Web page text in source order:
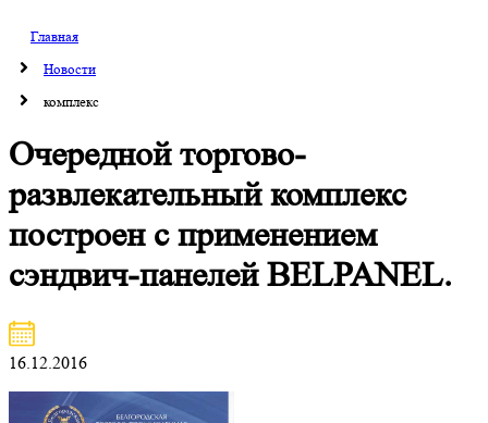
Главная
Новости
комплекс
Очередной торгово-
развлекательный комплекс
построен с применением
сэндвич-панелей BELPANEL.
16.12.2016